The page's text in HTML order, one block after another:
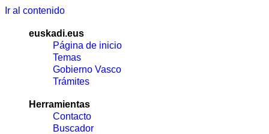
Ir al contenido
euskadi.eus
Página de inicio
Temas
Gobierno Vasco
Trámites
Herramientas
Contacto
Buscador